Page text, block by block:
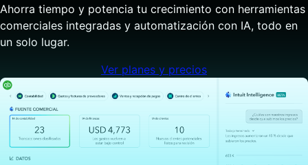
Ahorra tiempo y potencia tu crecimiento con herramientas
comerciales integradas y automatización con IA, todo en
un solo lugar.
Ver planes y precios